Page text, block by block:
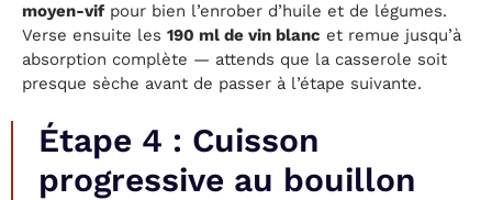
moyen-vif pour bien l’enrober d’huile et de légumes.
Verse ensuite les 190 ml de vin blanc et remue jusqu’à
absorption complète — attends que la casserole soit
presque sèche avant de passer à l’étape suivante.
Étape 4 : Cuisson
progressive au bouillon